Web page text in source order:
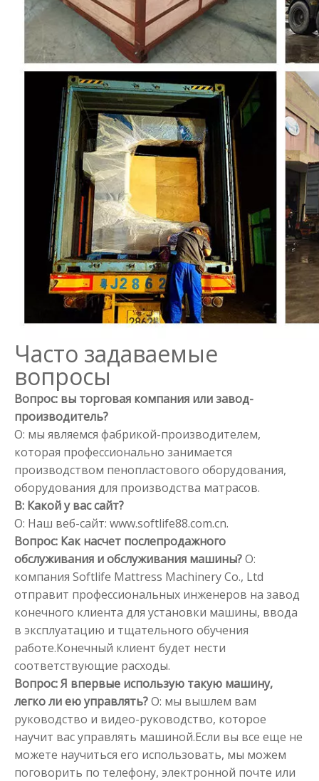
Часто задаваемые
вопросы
Вопрос: вы торговая компания или завод-
производитель?
О: мы являемся фабрикой-производителем,
которая профессионально занимается
производством пенопластового оборудования,
оборудования для производства матрасов.
В: Какой у вас сайт?
О: Наш веб-сайт: www.softlife88.com.cn.
Вопрос: Как насчет послепродажного
обслуживания и обслуживания машины?О:
компания Softlife Mattress Machinery Co., Ltd
отправит профессиональных инженеров на завод
конечного клиента для установки машины, ввода
в эксплуатацию и тщательного обучения
работе.Конечный клиент будет нести
соответствующие расходы.
Вопрос: Я впервые использую такую ​​машину,
легко ли ею управлять?О: мы вышлем вам
руководство и видео-руководство, которое
научит вас управлять машиной.Если вы все еще не
можете научиться его использовать, мы можем
поговорить по телефону, электронной почте или